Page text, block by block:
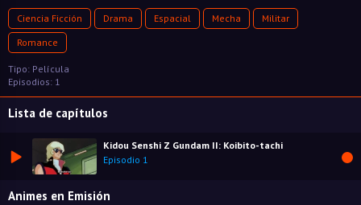
Ciencia Ficción Drama Espacial Mecha
Militar
Romance
Tipo: Película
Episodios: 1
Lista de capítulos
Kidou Senshi Z Gundam II: Koibito-tachi
Episodio 1
Animes en Emisión